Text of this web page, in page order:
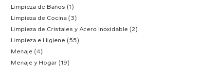
Limpieza de Baños (1)
Limpieza de Cocina (3)
Limpieza de Cristales y Acero Inoxidable (2)
Limpieza e Higiene (55)
Menaje (4)
Menaje y Hogar (19)